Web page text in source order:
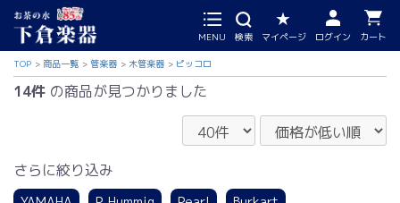
MENU 検索 マイページ ログイン カート
TOP 商品一覧 管楽器 木管楽器 ピッコロ
14件 の商品が見つかりました
さらに絞り込み